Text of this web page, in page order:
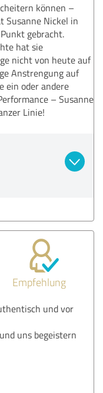
können –
Susanne Nickel in
gebracht.
hat sie
nicht von heute auf
Anstrengung auf
ein oder andere
– Susanne
Linie!
Empfehlung
und vor
uns begeistern